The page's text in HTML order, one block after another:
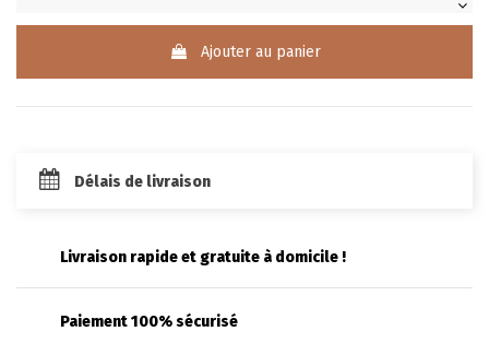
Ajouter au panier
Délais de livraison
Livraison rapide et gratuite à domicile !
Paiement 100% sécurisé